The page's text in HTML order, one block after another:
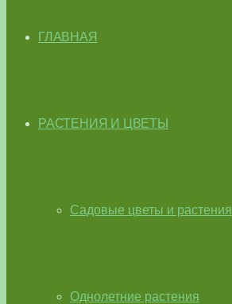
ГЛАВНАЯ
РАСТЕНИЯ И ЦВЕТЫ
Садовые цветы и растения
Однолетние растения